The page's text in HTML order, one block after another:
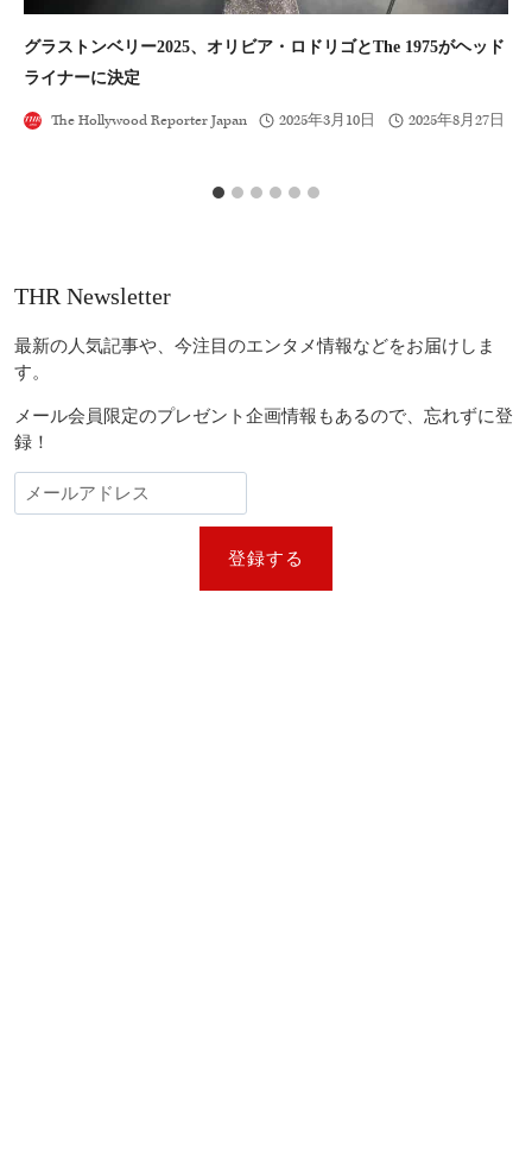
グラストンベリー2025、オリビア・ロドリゴとThe 1975がヘッド
ライナーに決定
The Hollywood Reporter Japan 2025年3月10日 2025年8月27日
THR Newsletter
最新の人気記事や、今注目のエンタメ情報などをお届けしま
す。
メール会員限定のプレゼント企画情報もあるので、忘れずに登
録！
登録する